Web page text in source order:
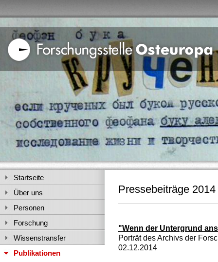
Pressebeiträge
"Wenn der Untergrund
Porträt des Archivs der
02.12.2014
Startseite
Über uns
Personen
Forschung
Wissenstransfer
Publikationen